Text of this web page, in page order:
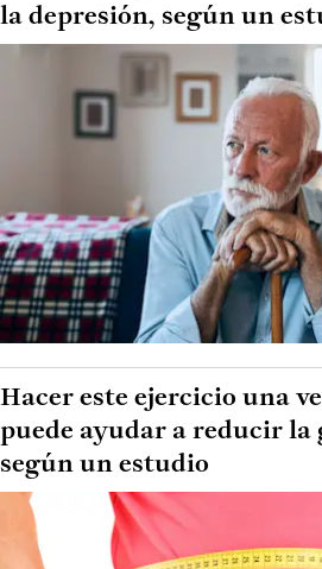
la depresión, según un
Hacer este ejercicio una
puede ayudar a reducir la
según un estudio